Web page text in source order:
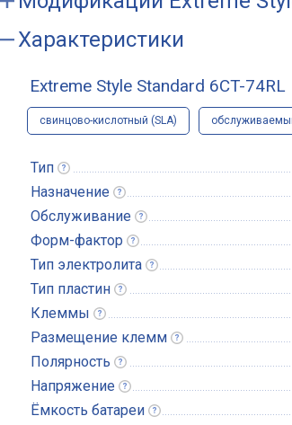
Характеристики
Extreme Style Standard 6CT-74RL
свинцово-кислотный (SLA)
Тип
Назначение
Обслуживание
Форм-фактор
Тип электролита
Тип пластин
Клеммы
Размещение клемм
Полярность
Напряжение
Ёмкость батареи